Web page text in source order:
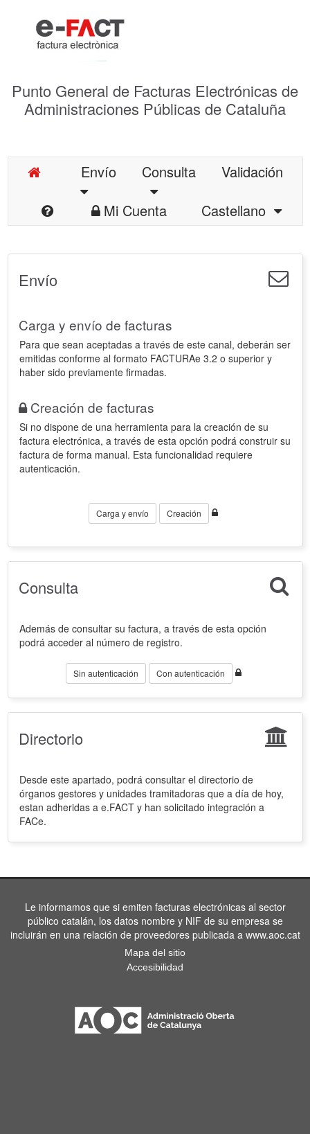
Punto General de Facturas Electrónicas de
Administraciones Públicas de Cataluña
Envío Consulta
Validación
Mi Cuenta
Castellano
Envío
Carga y envío de facturas
Para que sean aceptadas a través de este canal, deberán ser
emitidas conforme al formato FACTURAe 3.2 o superior y
haber sido previamente firmadas.
Creación de facturas
Si no dispone de una herramienta para la creación de su
factura electrónica, a través de esta opción podrá construir su
factura de forma manual. Esta funcionalidad requiere
autenticación.
Carga y envío Creación
Consulta
Además de consultar su factura, a través de esta opción
podrá acceder al número de registro.
Sin autenticación Con autenticación
Directorio
Desde este apartado, podrá consultar el directorio de
órganos gestores y unidades tramitadoras que a día de hoy,
estan adheridas a e.FACT y han solicitado integración a
FACe.
Le informamos que si emiten facturas electrónicas al sector
público catalán, los datos nombre y NIF de su empresa se
incluirán en una relación de proveedores publicada a www.aoc.cat
Mapa del sitio
Accesibilidad